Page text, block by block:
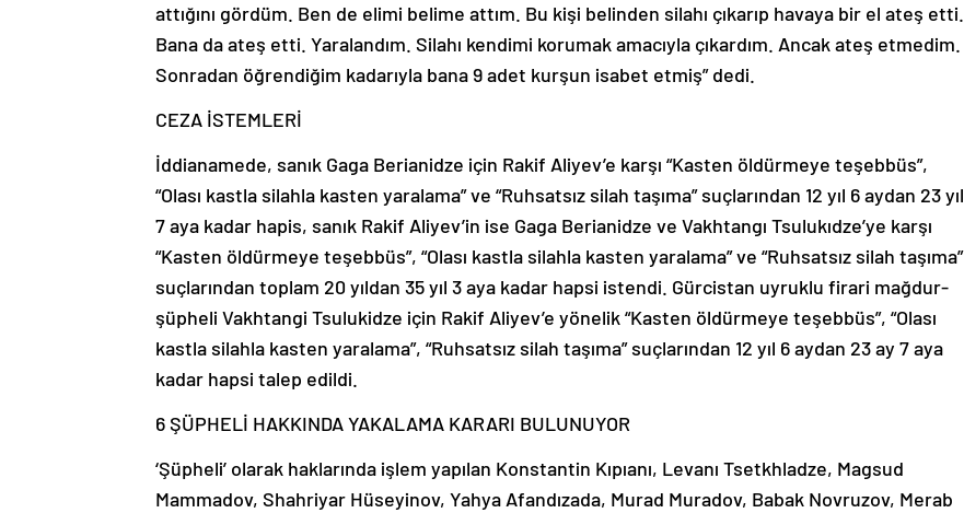
attığını gördüm. Ben de elimi belime attım. Bu kişi belinden silahı çıkarıp havaya bir el ateş etti.
Bana da ateş etti. Yaralandım. Silahı kendimi korumak amacıyla çıkardım. Ancak ateş etmedim.
Sonradan öğrendiğim kadarıyla bana 9 adet kurşun isabet etmiş” dedi.
CEZA İSTEMLERİ
İddianamede, sanık Gaga Berianidze için Rakif Aliyev’e karşı “Kasten öldürmeye teşebbüs”,
“Olası kastla silahla kasten yaralama” ve “Ruhsatsız silah taşıma” suçlarından 12 yıl 6 aydan 23 yıl
7 aya kadar hapis, sanık Rakif Aliyev’in ise Gaga Berianidze ve Vakhtangı Tsulukıdze’ye karşı
“Kasten öldürmeye teşebbüs”, “Olası kastla silahla kasten yaralama” ve “Ruhsatsız silah taşıma”
suçlarından toplam 20 yıldan 35 yıl 3 aya kadar hapsi istendi. Gürcistan uyruklu firari mağdur-
şüpheli Vakhtangi Tsulukidze için Rakif Aliyev’e yönelik “Kasten öldürmeye teşebbüs”, “Olası
kastla silahla kasten yaralama”, “Ruhsatsız silah taşıma” suçlarından 12 yıl 6 aydan 23 ay 7 aya
kadar hapsi talep edildi.
6 ŞÜPHELİ HAKKINDA YAKALAMA KARARI BULUNUYOR
‘Şüpheli’ olarak haklarında işlem yapılan Konstantin Kıpıanı, Levanı Tsetkhladze, Magsud
Mammadov, Shahriyar Hüseyinov, Yahya Afandızada, Murad Muradov, Babak Novruzov, Merab